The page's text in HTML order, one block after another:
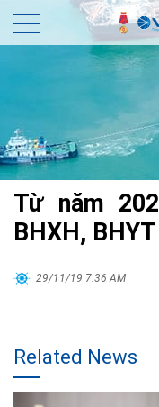
Từ năm
BHXH,
29/11/19 7:36 AM
Related News